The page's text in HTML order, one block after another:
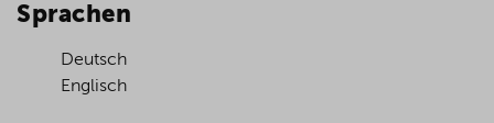
Sprachen
Deutsch
Englisch